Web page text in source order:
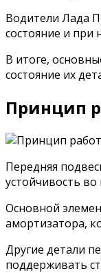
Водители Лада
состояние и при
В итоге,
состояние их
Принцип
Передняя
устойчивость
Основной
амортизатора,
Другие детали
поддерживать